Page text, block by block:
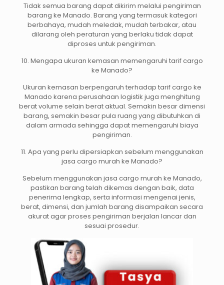
Tidak semua barang dapat dikirim melalui pengiriman
barang ke Manado. Barang yang termasuk kategori
berbahaya, mudah meledak, mudah terbakar, atau
dilarang oleh peraturan yang berlaku tidak dapat
diproses untuk pengiriman.
10. Mengapa ukuran kemasan memengaruhi tarif cargo
ke Manado?
Ukuran kemasan berpengaruh terhadap tarif cargo ke
Manado karena perusahaan logistik juga menghitung
berat volume selain berat aktual. Semakin besar dimensi
barang, semakin besar pula ruang yang dibutuhkan di
dalam armada sehingga dapat memengaruhi biaya
pengiriman.
11. Apa yang perlu dipersiapkan sebelum menggunakan
jasa cargo murah ke Manado?
Sebelum menggunakan jasa cargo murah ke Manado,
pastikan barang telah dikemas dengan baik, data
penerima lengkap, serta informasi mengenai jenis,
berat, dimensi, dan jumlah barang disampaikan secara
akurat agar proses pengiriman berjalan lancar dan
sesuai prosedur.